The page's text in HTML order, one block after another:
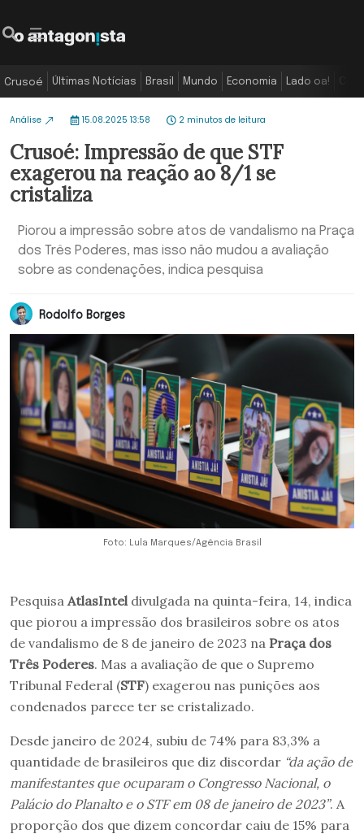
Crusoé Últimas Notícias Brasil Mundo Economia Lado oa!
Análise 15.08.2025 13:58 2 minutos de leitura
Crusoé: Impressão de que STF
exagerou na reação ao 8/1 se
cristaliza
Piorou a impressão sobre atos de vandalismo na Praça
dos Três Poderes, mas isso não mudou a avaliação
sobre as condenações, indica pesquisa
Rodolfo Borges
Foto: Lula Marques/Agência Brasil
Pesquisa AtlasIntel divulgada na quinta-feira, 14, indica
que piorou a impressão dos brasileiros sobre os atos
de vandalismo de 8 de janeiro de 2023 na Praça dos
Três Poderes. Mas a avaliação de que o Supremo
Tribunal Federal (STF) exagerou nas punições aos
condenados parece ter se cristalizado.
Desde janeiro de 2024, subiu de 74% para 83,3% a
quantidade de brasileiros que diz discordar “da ação de
manifestantes que ocuparam o Congresso Nacional, o
Palácio do Planalto e o STF em 08 de janeiro de 2023”. A
proporção dos que dizem concordar caiu de 15% para